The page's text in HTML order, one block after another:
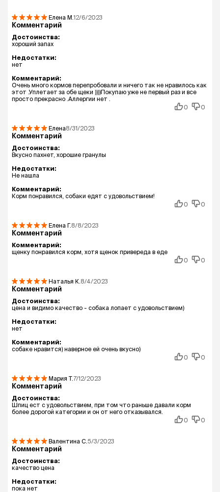
Елена М.12/6/2023
Комментарий
Достоинства:
хороший запах
Недостатки:
нет
Комментарий:
Очень много кормов перепробовали и ничего так не нравилось как
этот .Уплетает за обе щеки ))))Покупаю уже не первый раз и все
просто прекрасно .Аллергии нет .
0
0
Елена8/31/2023
Комментарий
Достоинства:
Вкусно пахнет, хорошие гранулы
Недостатки:
Не нашла
Комментарий:
Корм понравился, собаки едят с удовольствием!
0
0
Елена Г.8/8/2023
Комментарий
Комментарий:
щенку понравился корм, хотя щенок привереда в еде
0
0
Наталья К. 8/4/2023
Комментарий
Достоинства:
цена и видимо качество - собака лопает с удовольствием)
Недостатки:
нет
Комментарий:
собаке нравится) наверное ей очень вкусно)
0
0
Мария Т. 7/12/2023
Комментарий
Достоинства:
Шпиц ест с удовольствием, при том что раньше давали корм
более дорогой категории и он от него отказывался.
0
0
Валентина С. 5/3/2023
Комментарий
Достоинства:
качество цена
Недостатки:
пока нет